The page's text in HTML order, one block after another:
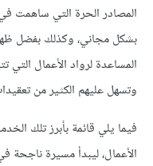
المصادر الحرة التي ساهمت
بشكل مجاني، وكذلك بفضل
المساعدة لرواد الأعمال
وتسهل عليهم الكثير من
فيما يلي قائمة بأبرز تلك
الأعمال، ليبدأ مسيرة ناجحة